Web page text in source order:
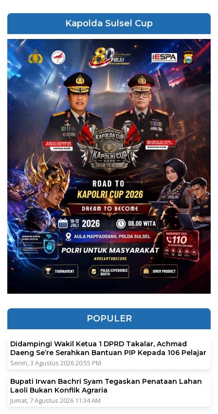
Kapolda Sulsel Cup
POPULER
Didampingi Wakil Ketua 1 DPRD Takalar, Achmad
Daeng Se’re Serahkan Bantuan PIP Kepada 106 Pelajar
Senin, 3 Agustus 2026 20:55 PM
Bupati Irwan Bachri Syam Tegaskan Penataan Lahan
Laoli Bukan Konflik Agraria
Jumat, 7 Agustus 2026 11:34 AM